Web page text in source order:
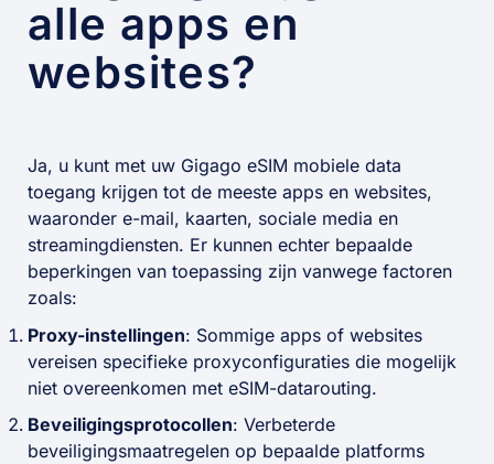
alle apps en
websites?
Ja, u kunt met uw Gigago eSIM mobiele data
toegang krijgen tot de meeste apps en websites,
waaronder e-mail, kaarten, sociale media en
streamingdiensten. Er kunnen echter bepaalde
beperkingen van toepassing zijn vanwege factoren
zoals:
Proxy-instellingen: Sommige apps of websites
vereisen specifieke proxyconfiguraties die mogelijk
niet overeenkomen met eSIM-datarouting.
Beveiligingsprotocollen: Verbeterde
beveiligingsmaatregelen op bepaalde platforms